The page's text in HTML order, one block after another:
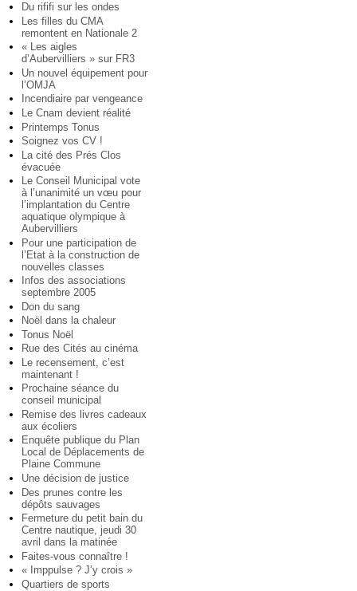
Du rififi sur les ondes
Les filles du CMA
remontent en Nationale 2
« Les aigles
d’Aubervilliers » sur FR3
Un nouvel équipement pour
l’OMJA
Incendiaire par vengeance
Le Cnam devient réalité
Printemps Tonus
Soignez vos CV !
La cité des Prés Clos
évacuée
Le Conseil Municipal vote
à l’unanimité un vœu pour
l’implantation du Centre
aquatique olympique à
Aubervilliers
Pour une participation de
l’Etat à la construction de
nouvelles classes
Infos des associations
septembre 2005
Don du sang
Noël dans la chaleur
Tonus Noël
Rue des Cités au cinéma
Le recensement, c’est
maintenant !
Prochaine séance du
conseil municipal
Remise des livres cadeaux
aux écoliers
Enquête publique du Plan
Local de Déplacements de
Plaine Commune
Une décision de justice
Des prunes contre les
dépôts sauvages
Fermeture du petit bain du
Centre nautique, jeudi 30
avril dans la matinée
Faites-vous connaître !
« Imppulse ? J’y crois »
Quartiers de sports